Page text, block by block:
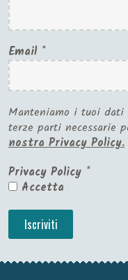
Email *
Manteniamo i tuoi
terze parti necessarie
nostra Privacy Policy.
Privacy Policy *
Accetta